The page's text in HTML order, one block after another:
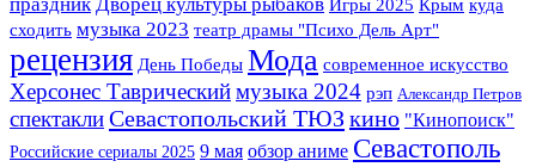
куда
сходить музыка 2023 театр драмы "Психо Дель Арт"
рецензия День Победы Мода современное искусство
Херсонес Таврическиймузыка 2024 рэп Александр Петров
спектаклиСевастопольский ТЮЗ кино "Кинопоиск"
Российские сериалы 2025 9 мая обзор аниме Севастополь